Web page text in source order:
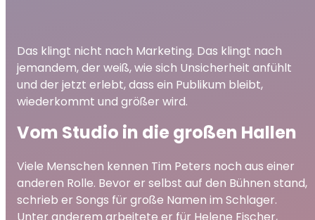
Das klingt nicht nach Marketing. Das klingt nach
jemandem, der weiß, wie sich Unsicherheit anfühlt
und der jetzt erlebt, dass ein Publikum bleibt,
wiederkommt und größer wird.
Vom Studio in die großen Hallen
Viele Menschen kennen Tim Peters noch aus einer
anderen Rolle. Bevor er selbst auf den Bühnen stand,
schrieb er Songs für große Namen im Schlager.
Unter anderem arbeitete er für Helene Fischer,